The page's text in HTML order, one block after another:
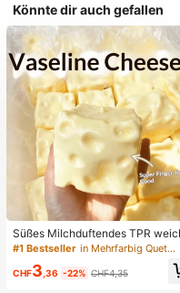
Könnte dir auch gefallen
Süßes Milchduftendes TPR
s quetschbares Dumpling-
Stressabbau-Spielzeug, 5cm
ches lustiges Quetsch-
#1 Bestseller in Mehrfarbig Quetschspielzeug für Teenager
CHF3 ,36 -22% CHF4,35